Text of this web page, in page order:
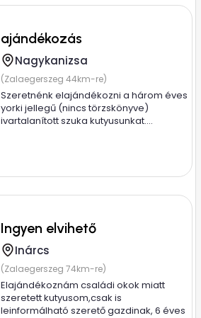
ajándékozás
Nagykanizsa
(Zalaegerszeg 44km-re)
Szeretnénk elajándékozni a három éves
yorki jellegű (nincs törzskönyve)
ivartalanított szuka kutyusunkat....
Ingyen elvihető
Inárcs
(Zalaegerszeg 74km-re)
Elajándékoznám családi okok miatt
szeretett kutyusom,csak is
leinformálható szerető gazdinak, 6 éves